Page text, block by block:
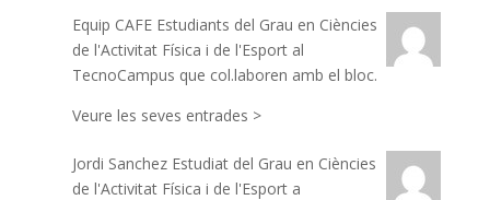
Equip CAFE Estudiants del Grau en Ciències
de l'Activitat Física i de l'Esport al
TecnoCampus que col.laboren amb el bloc.
Veure les seves entrades >
Jordi Sanchez Estudiat del Grau en Ciències
de l'Activitat Física i de l'Esport a